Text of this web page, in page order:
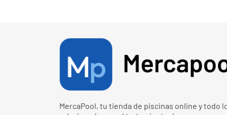
MercaPool, tu tienda de piscinas online y todo